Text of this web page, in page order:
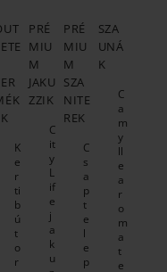
K
e
r
ti
b
ú
t
o
r
PRÉ
MIU
M
JAKU
ZZIK
C
it
y
L
if
e
j
a
k
u
PRÉ
MIU
M
SZA
NITE
REK
C
s
a
p
t
e
l
e
p
SZA
UNÁ
K
C
a
m
y
ll
e
a
r
o
m
a
t
e